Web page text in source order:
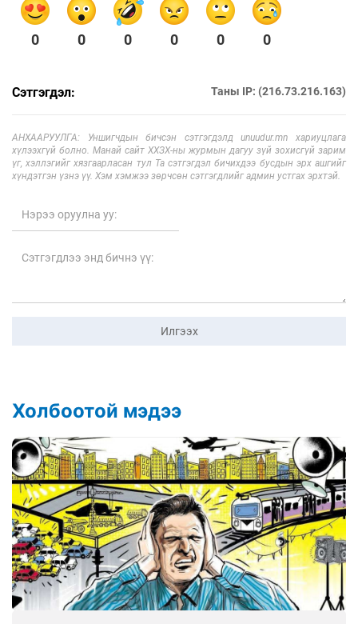
0 0 0 0 0 0
Сэтгэгдэл: Таны IP: (216.73.216.163)
АНХААРУУЛГА: Уншигчдын бичсэн сэтгэгдэлд unuudur.mn хариуцлага
хүлээхгүй болно. Манай сайт ХХЗХ-ны журмын дагуу зүй зохисгүй зарим
үг, хэллэгийг хязгаарласан тул Та сэтгэгдэл бичихдээ бусдын эрх ашгийг
хүндэтгэн үзнэ үү. Хэм хэмжээ зөрчсөн сэтгэгдлийг админ устгах эрхтэй.
Илгээх
Холбоотой мэдээ